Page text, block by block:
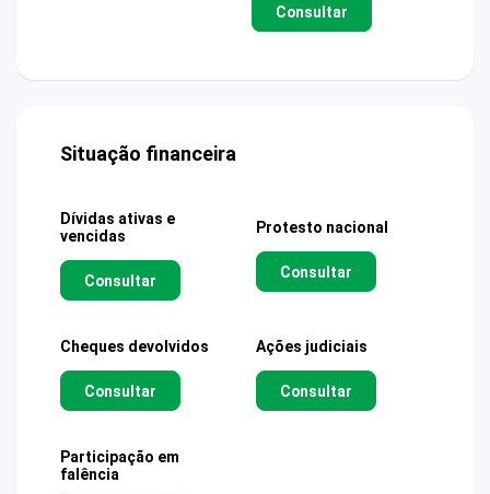
Consultar
Situação financeira
Dívidas ativas e
vencidas
Consultar
Protesto nacional
Consultar
Cheques devolvidos
Consultar
Ações judiciais
Consultar
Participação em
falência